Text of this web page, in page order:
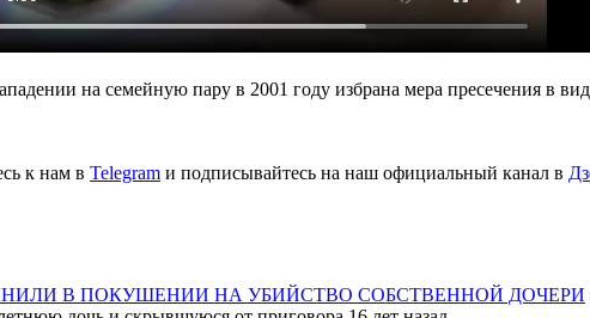
на семейную пару в 2001 году избрана мера пресечения в
к нам в Telegram и подписывайтесь на наш официальный канал в
В ПОКУШЕНИИ НА УБИЙСТВО СОБСТВЕННОЙ ДОЧЕРИ